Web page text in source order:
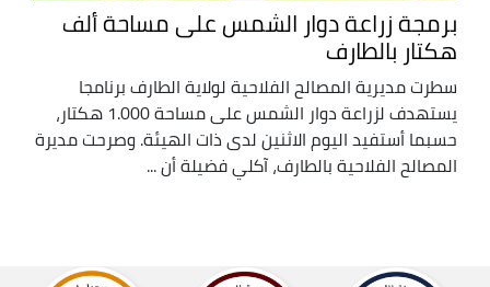
برمجة زراعة دوار الشمس على مساحة ألف
هكتار بالطارف
سطرت مديرية المصالح الفلاحية لولاية الطارف برنامجا
يستهدف لزراعة دوار الشمس على مساحة 1.000 هكتار،
حسبما أستفيد اليوم الاثنين لدى ذات الهيئة. وصرحت مديرة
المصالح الفلاحية بالطارف، آكلي فضيلة أن ...